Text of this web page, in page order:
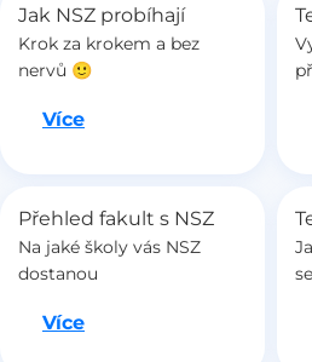
Jak NSZ probíhají
Krok za krokem a bez
nervů 🙂
VíceJdeme na to
Přehled fakult s NSZ
Na jaké školy vás NSZ
dostanou
VíceJdeme na to